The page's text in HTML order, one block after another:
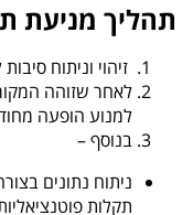
תהליך מניעת
זיהוי וניתוח
לאחר שזוהה
למנוע הופעה
בנוסף –
ניתוח נתונים
תקלות